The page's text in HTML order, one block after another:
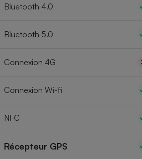
Bluetooth 4.0
Bluetooth 5.0
Connexion 4G
Connexion Wi-fi
NFC
Récepteur GPS